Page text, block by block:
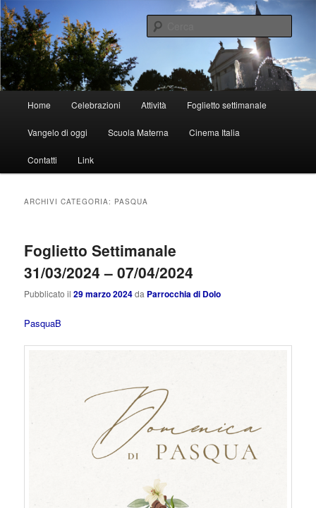
Vai
al
contenuto
principale
Vai
al
contenuto
secondarioParrocchia di Dolo
principale
Home Celebrazioni Attività Foglietto settimanale
Vangelo di oggi Scuola Materna Cinema Italia
Contatti Link
ARCHIVI CATEGORIA: PASQUA
Foglietto Settimanale
31/03/2024 – 07/04/2024
Pubblicato il29 marzo 2024da Parrocchia di Dolo
PasquaB